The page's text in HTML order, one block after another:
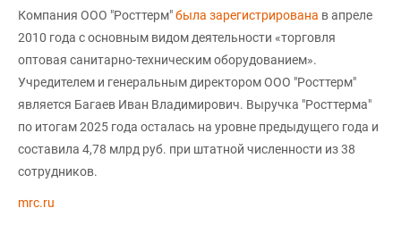
Компания ООО "Росттерм"была зарегистрирована в апреле
2010 года с основным видом деятельности «торговля
оптовая санитарно-техническим оборудованием».
Учредителем и генеральным директором ООО "Росттерм"
является Багаев Иван Владимирович. Выручка "Росттерма"
по итогам 2025 года осталась на уровне предыдущего года и
составила 4,78 млрд руб. при штатной численности из 38
сотрудников.
mrc.ru